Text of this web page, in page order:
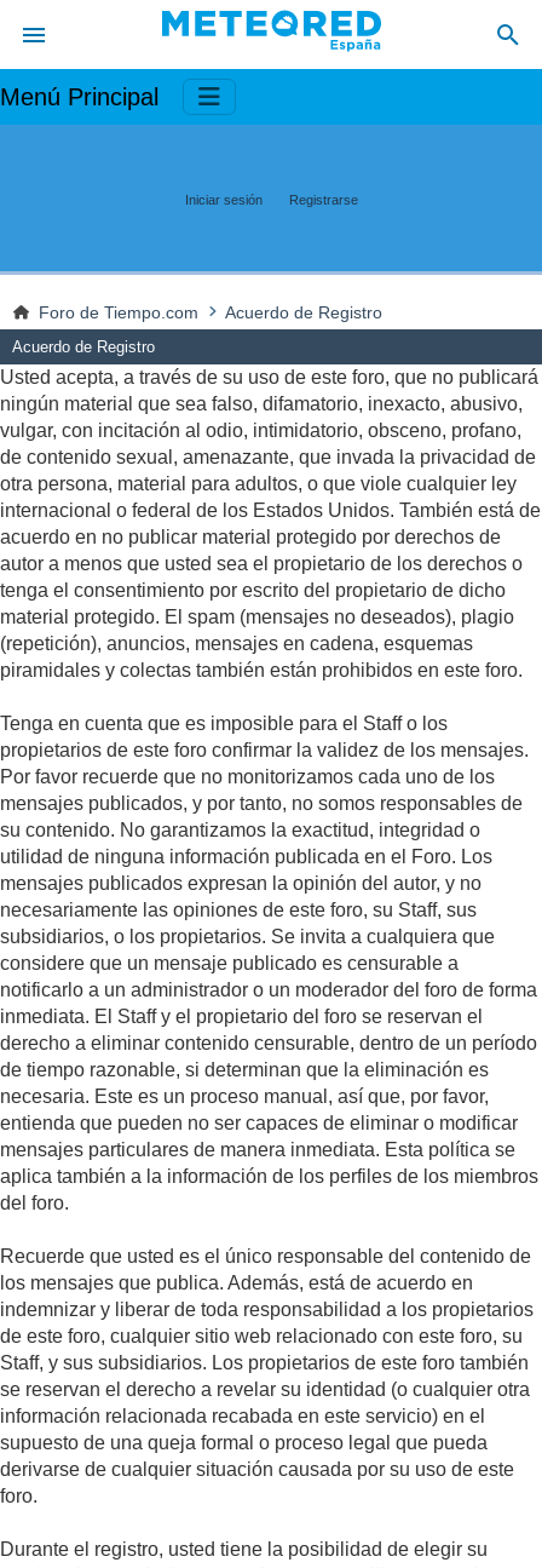
Menú Principal
Iniciar sesión Registrarse
Foro de Tiempo.com Acuerdo de Registro
Acuerdo de Registro
Usted acepta, a través de su uso de este foro, que no publicará
ningún material que sea falso, difamatorio, inexacto, abusivo,
vulgar, con incitación al odio, intimidatorio, obsceno, profano,
de contenido sexual, amenazante, que invada la privacidad de
otra persona, material para adultos, o que viole cualquier ley
internacional o federal de los Estados Unidos. También está de
acuerdo en no publicar material protegido por derechos de
autor a menos que usted sea el propietario de los derechos o
tenga el consentimiento por escrito del propietario de dicho
material protegido. El spam (mensajes no deseados), plagio
(repetición), anuncios, mensajes en cadena, esquemas
piramidales y colectas también están prohibidos en este foro.
Tenga en cuenta que es imposible para el Staff o los
propietarios de este foro confirmar la validez de los mensajes.
Por favor recuerde que no monitorizamos cada uno de los
mensajes publicados, y por tanto, no somos responsables de
su contenido. No garantizamos la exactitud, integridad o
utilidad de ninguna información publicada en el Foro. Los
mensajes publicados expresan la opinión del autor, y no
necesariamente las opiniones de este foro, su Staff, sus
subsidiarios, o los propietarios. Se invita a cualquiera que
considere que un mensaje publicado es censurable a
notificarlo a un administrador o un moderador del foro de forma
inmediata. El Staff y el propietario del foro se reservan el
derecho a eliminar contenido censurable, dentro de un período
de tiempo razonable, si determinan que la eliminación es
necesaria. Este es un proceso manual, así que, por favor,
entienda que pueden no ser capaces de eliminar o modificar
mensajes particulares de manera inmediata. Esta política se
aplica también a la información de los perfiles de los miembros
del foro.
Recuerde que usted es el único responsable del contenido de
los mensajes que publica. Además, está de acuerdo en
indemnizar y liberar de toda responsabilidad a los propietarios
de este foro, cualquier sitio web relacionado con este foro, su
Staff, y sus subsidiarios. Los propietarios de este foro también
se reservan el derecho a revelar su identidad (o cualquier otra
información relacionada recabada en este servicio) en el
supuesto de una queja formal o proceso legal que pueda
derivarse de cualquier situación causada por su uso de este
foro.
Durante el registro, usted tiene la posibilidad de elegir su